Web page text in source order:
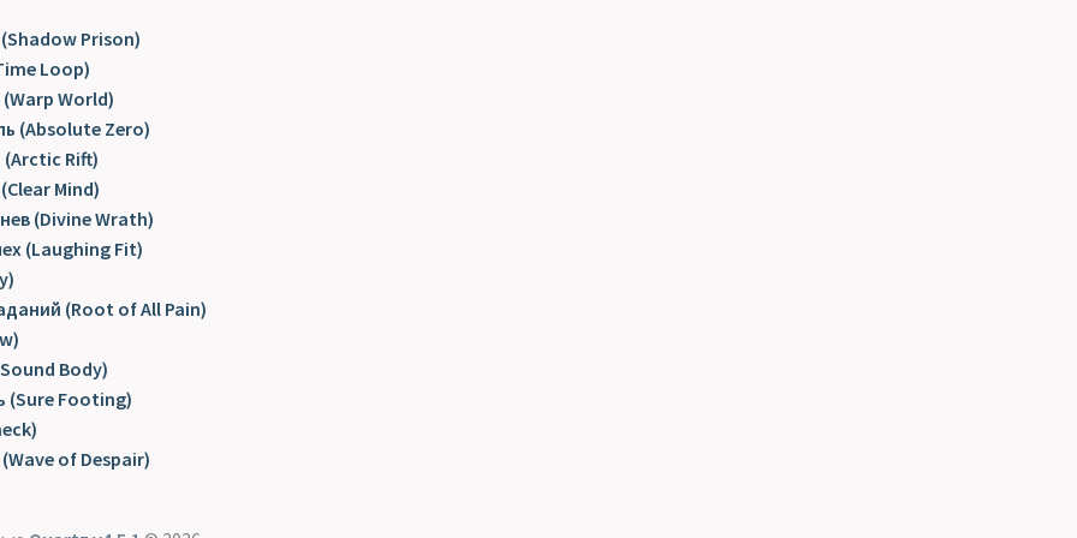
Prison)
Loop)
World)
(Absolute Zero)
Rift)
Mind)
(Divine Wrath)
(Laughing Fit)
(Root of All Pain)
Body)
(Sure Footing)
of Despair)